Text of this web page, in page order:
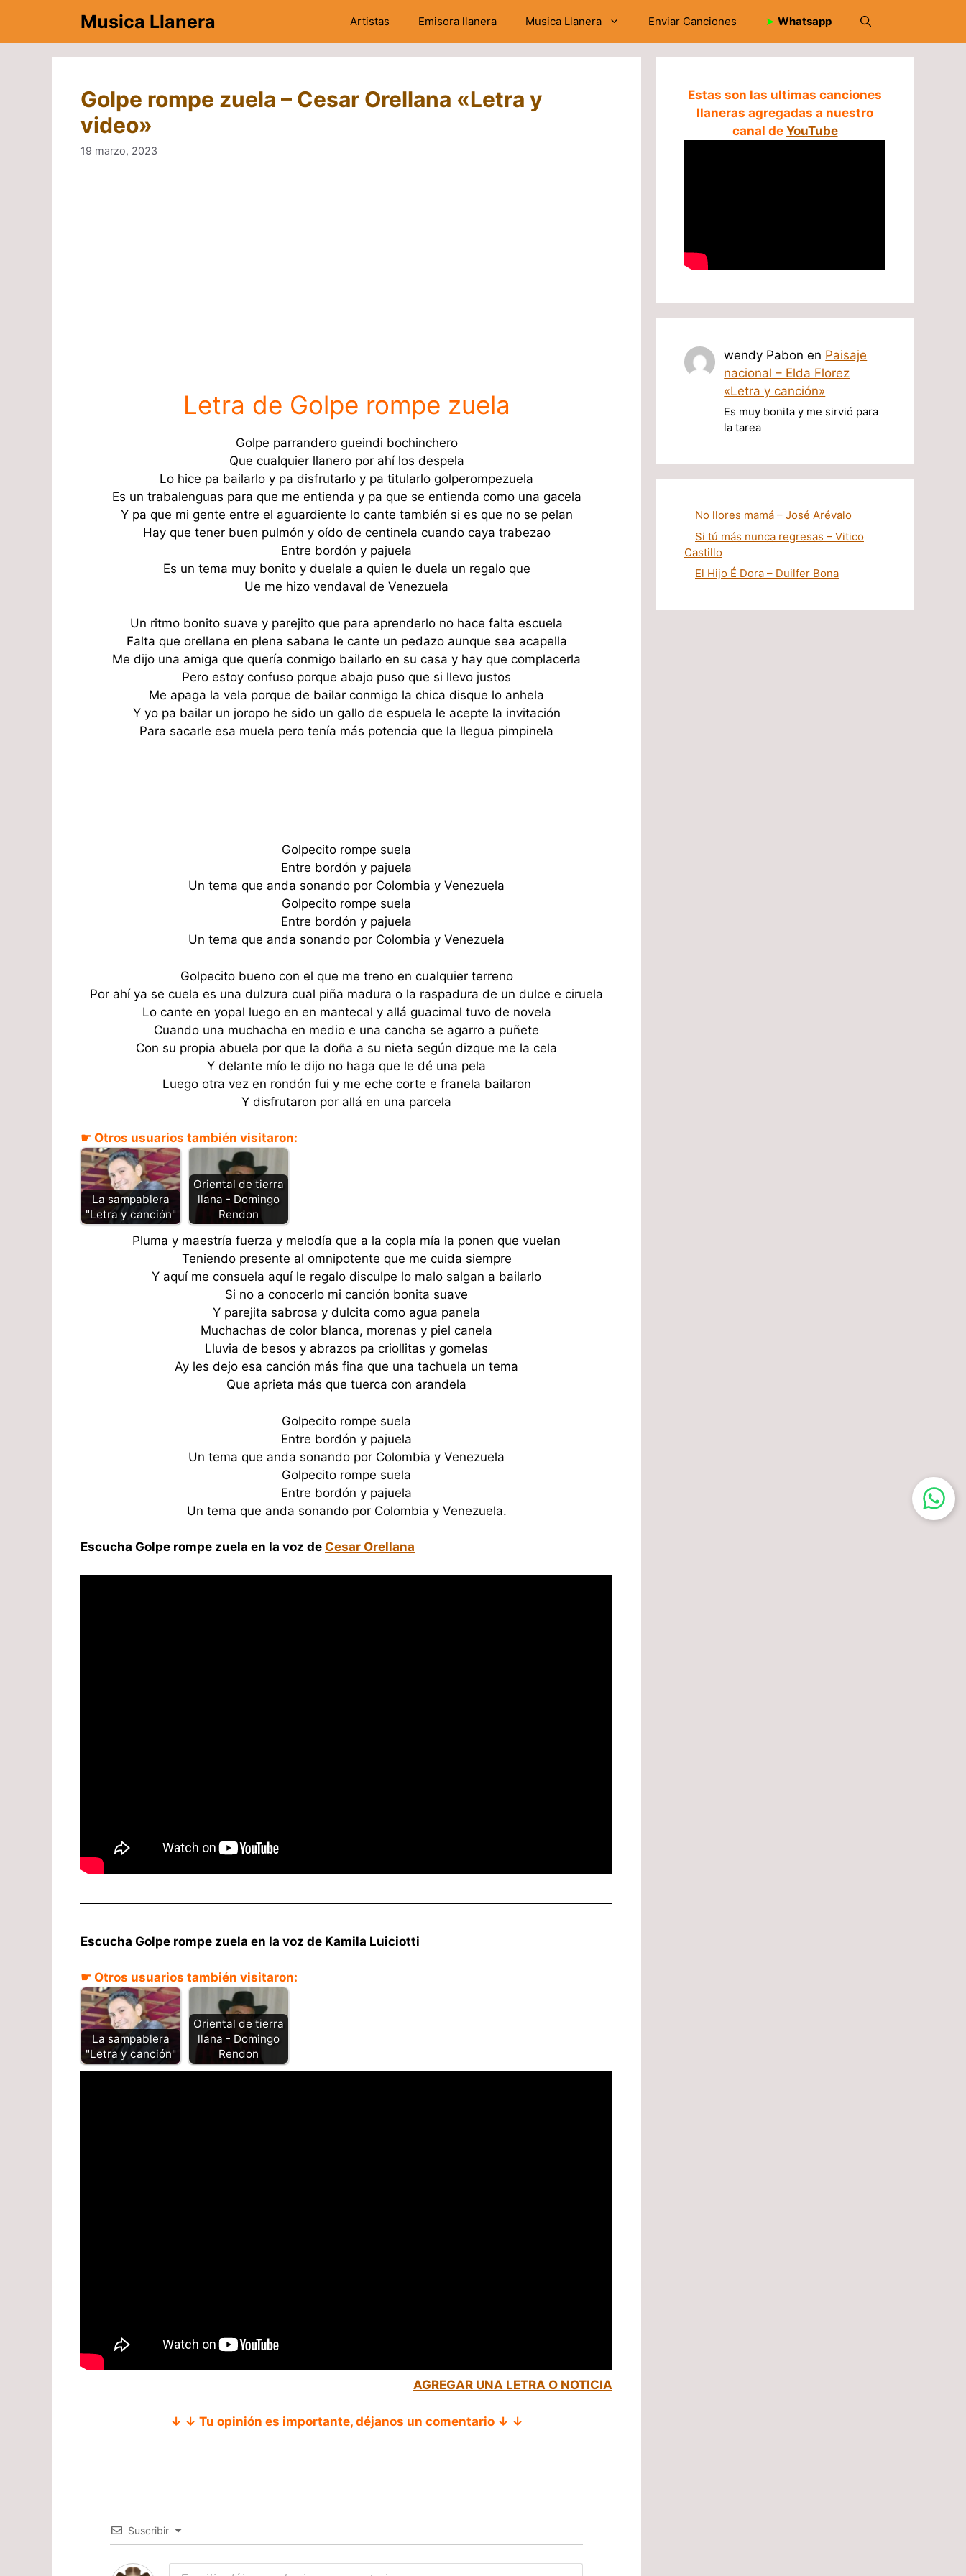
contenido
Musica Llanera Artistas Emisora llanera Musica Llanera Enviar Canciones ➤ Whatsapp
Golpe rompe zuela – Cesar Orellana «Letra y
video»
19 marzo, 2023
Letra de Golpe rompe zuela
Golpe parrandero gueindi bochinchero
Que cualquier llanero por ahí los despela
Lo hice pa bailarlo y pa disfrutarlo y pa titularlo golperompezuela
Es un trabalenguas para que me entienda y pa que se entienda como una gacela
Y pa que mi gente entre el aguardiente lo cante también si es que no se pelan
Hay que tener buen pulmón y oído de centinela cuando caya trabezao
Entre bordón y pajuela
Es un tema muy bonito y duelale a quien le duela un regalo que
Ue me hizo vendaval de Venezuela
Un ritmo bonito suave y parejito que para aprenderlo no hace falta escuela
Falta que orellana en plena sabana le cante un pedazo aunque sea acapella
Me dijo una amiga que quería conmigo bailarlo en su casa y hay que complacerla
Pero estoy confuso porque abajo puso que si llevo justos
Me apaga la vela porque de bailar conmigo la chica disque lo anhela
Y yo pa bailar un joropo he sido un gallo de espuela le acepte la invitación
Para sacarle esa muela pero tenía más potencia que la llegua pimpinela
Golpecito rompe suela
Entre bordón y pajuela
Un tema que anda sonando por Colombia y Venezuela
Golpecito rompe suela
Entre bordón y pajuela
Un tema que anda sonando por Colombia y Venezuela
Golpecito bueno con el que me treno en cualquier terreno
Por ahí ya se cuela es una dulzura cual piña madura o la raspadura de un dulce e ciruela
Lo cante en yopal luego en en mantecal y allá guacimal tuvo de novela
Cuando una muchacha en medio e una cancha se agarro a puñete
Con su propia abuela por que la doña a su nieta según dizque me la cela
Y delante mío le dijo no haga que le dé una pela
Luego otra vez en rondón fui y me eche corte e franela bailaron
Y disfrutaron por allá en una parcela
☛ Otros usuarios también visitaron:
La sampablera
"Letra y canción"
Oriental de tierra
llana - Domingo
Rendon
Pluma y maestría fuerza y melodía que a la copla mía la ponen que vuelan
Teniendo presente al omnipotente que me cuida siempre
Y aquí me consuela aquí le regalo disculpe lo malo salgan a bailarlo
Si no a conocerlo mi canción bonita suave
Y parejita sabrosa y dulcita como agua panela
Muchachas de color blanca, morenas y piel canela
Lluvia de besos y abrazos pa criollitas y gomelas
Ay les dejo esa canción más fina que una tachuela un tema
Que aprieta más que tuerca con arandela
Golpecito rompe suela
Entre bordón y pajuela
Un tema que anda sonando por Colombia y Venezuela
Golpecito rompe suela
Entre bordón y pajuela
Un tema que anda sonando por Colombia y Venezuela.
Escucha Golpe rompe zuela en la voz de Cesar Orellana
Escucha Golpe rompe zuela en la voz de Kamila Luiciotti
☛ Otros usuarios también visitaron:
La sampablera
"Letra y canción"
Oriental de tierra
llana - Domingo
Rendon
AGREGAR UNA LETRA O NOTICIA
↓ ↓ Tu opinión es importante, déjanos un comentario ↓ ↓
Suscribir
Estas son las ultimas canciones
llaneras agregadas a nuestro
canal de YouTube
wendy Pabon en Paisaje
nacional – Elda Florez
«Letra y canción»
Es muy bonita y me sirvió para
la tarea
No llores mamá – José Arévalo
Si tú más nunca regresas – Vitico
Castillo
El Hijo É Dora – Duilfer Bona